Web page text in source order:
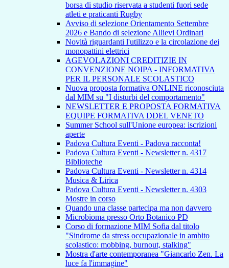
borsa di studio riservata a studenti fuori sede
atleti e praticanti Rugby
Avviso di selezione Orientamento Settembre
2026 e Bando di selezione Allievi Ordinari
Novità riguardanti l'utilizzo e la circolazione dei
monopattini elettrici
AGEVOLAZIONI CREDITIZIE IN
CONVENZIONE NOIPA - INFORMATIVA
PER IL PERSONALE SCOLASTICO
Nuova proposta formativa ONLINE riconosciuta
dal MIM su "I disturbi del comportamento"
NEWSLETTER E PROPOSTA FORMATIVA
EQUIPE FORMATIVA DDEL VENETO
Summer School sull'Unione europea: iscrizioni
aperte
Padova Cultura Eventi - Padova racconta!
Padova Cultura Eventi - Newsletter n. 4317
Biblioteche
Padova Cultura Eventi - Newsletter n. 4314
Musica & Lirica
Padova Cultura Eventi - Newsletter n. 4303
Mostre in corso
Quando una classe partecipa ma non davvero
Microbioma presso Orto Botanico PD
Corso di formazione MIM Sofia dal titolo
"Sindrome da stress occupazionale in ambito
scolastico: mobbing, burnout, stalking"
Mostra d'arte contemporanea "Giancarlo Zen. La
luce fa l'immagine"